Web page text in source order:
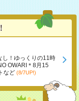
し！ゆっくりの11時
OWARI＊8月15
など (8/7UP!)